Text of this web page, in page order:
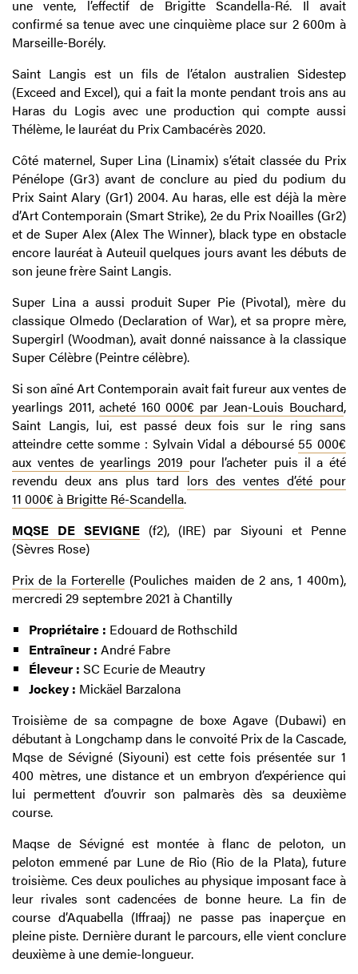
une vente, l’effectif de Brigitte Scandella-Ré. Il avait
confirmé sa tenue avec une cinquième place sur 2 600m à
Marseille-Borély.
Saint Langis est un fils de l’étalon australien Sidestep
(Exceed and Excel), qui a fait la monte pendant trois ans au
Haras du Logis avec une production qui compte aussi
Thélème, le lauréat du Prix Cambacérès 2020.
Côté maternel, Super Lina (Linamix) s’était classée du Prix
Pénélope (Gr3) avant de conclure au pied du podium du
Prix Saint Alary (Gr1) 2004. Au haras, elle est déjà la mère
d’Art Contemporain (Smart Strike), 2e du Prix Noailles (Gr2)
et de Super Alex (Alex The Winner), black type en obstacle
encore lauréat à Auteuil quelques jours avant les débuts de
son jeune frère Saint Langis.
Super Lina a aussi produit Super Pie (Pivotal), mère du
classique Olmedo (Declaration of War), et sa propre mère,
Supergirl (Woodman), avait donné naissance à la classique
Super Célèbre (Peintre célèbre).
Si son aîné Art Contemporain avait fait fureur aux ventes de
yearlings 2011,acheté 160 000€ par Jean-Louis Bouchard,
Saint Langis, lui, est passé deux fois sur le ring sans
atteindre cette somme : Sylvain Vidal a déboursé 55 000€
aux ventes de yearlings 2019 pour l’acheter puis il a été
revendu deux ans plus tard lors des ventes d’été pour
11 000€ à Brigitte Ré-Scandella.
MQSE DE SEVIGNE(f2), (IRE) par Siyouni et Penne
(Sèvres Rose)
Prix de la Forterelle (Pouliches maiden de 2 ans, 1 400m),
mercredi 29 septembre 2021 à Chantilly
Propriétaire : Edouard de Rothschild
Entraîneur : André Fabre
Éleveur : SC Ecurie de Meautry
Jockey : Mickäel Barzalona
Troisième de sa compagne de boxe Agave (Dubawi) en
débutant à Longchamp dans le convoité Prix de la Cascade,
Mqse de Sévigné (Siyouni) est cette fois présentée sur 1
400 mètres, une distance et un embryon d’expérience qui
lui permettent d’ouvrir son palmarès dès sa deuxième
course.
Maqse de Sévigné est montée à flanc de peloton, un
peloton emmené par Lune de Rio (Rio de la Plata), future
troisième. Ces deux pouliches au physique imposant face à
leur rivales sont cadencées de bonne heure. La fin de
course d’Aquabella (Iffraaj) ne passe pas inaperçue en
pleine piste. Dernière durant le parcours, elle vient conclure
deuxième à une demie-longueur.